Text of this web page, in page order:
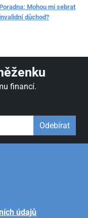
Mohou mi sebrat
důchod?
financí.
Odebírat
údajů